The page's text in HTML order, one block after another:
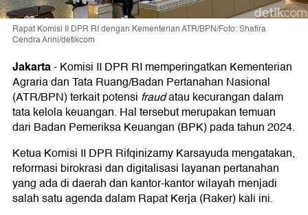
Rapat Komisi II DPR RI dengan Kementerian ATR/BPN/Foto: Shafira
Cendra Arini/detikcom
Jakarta-Komisi II DPR RI memperingatkan Kementerian
Agraria dan Tata Ruang/Badan Pertanahan Nasional
(ATR/BPN) terkait potensi fraudatau kecurangan dalam
tata kelola keuangan. Hal tersebut merupakan temuan
dari Badan Pemeriksa Keuangan (BPK) pada tahun 2024.
Ketua Komisi II DPR Rifqinizamy Karsayuda mengatakan,
reformasi birokrasi dan digitalisasi layanan pertanahan
yang ada di daerah dan kantor-kantor wilayah menjadi
salah satu agenda dalam Rapat Kerja (Raker) kali ini.